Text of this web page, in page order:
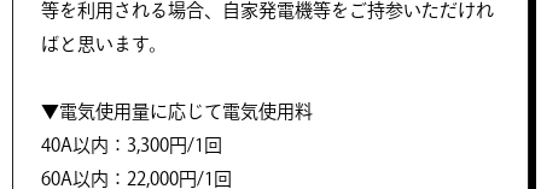
等を利用される場合、自家発電機等をご持参いただけれ
ばと思います。
▼電気使用量に応じて電気使用料
40A以内：3,300円/1回
60A以内：22,000円/1回